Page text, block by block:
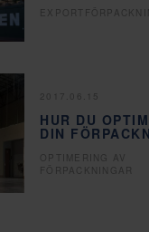
HUR DU
DIN
2017.06.15
OPTIMERING AV
FÖRPACKNINGAR